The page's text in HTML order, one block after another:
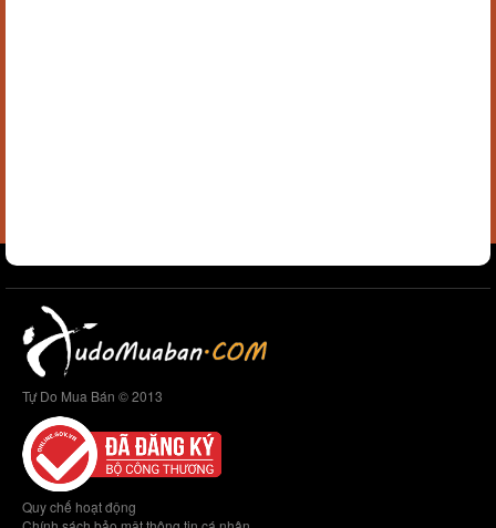
Tự Do Mua Bán © 2013
Quy chế hoạt động